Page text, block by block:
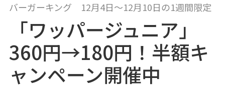
t
i
バーガーキング 12月4日～12月10日の1週間限定
「ワッパージュニア」
360円→180円！半額キ
ャンペーン開催中